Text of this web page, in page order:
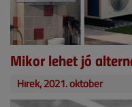
Mikor lehet jó
Hírek, 2021. október